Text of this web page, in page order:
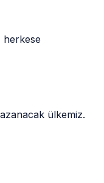
herkese
ülkemiz.